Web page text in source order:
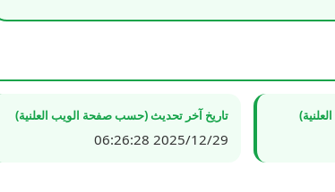
تاريخ آخر تحديث (حسب صفحة الويب العلنية)
2025/12/29 06:26:28